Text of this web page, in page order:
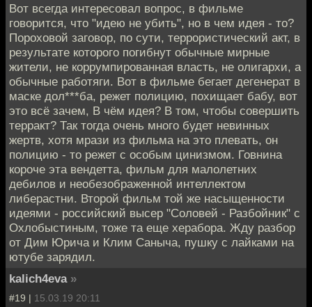
Вот всегда интересовал вопрос, в фильме
говорится, что "идею не убить", но в чем идея - то?
Пороховой заговор, по сути, террористический акт, в
результате которого погибнут обычные мирные
жители, не коррумпированная власть, не олигархи, а
обычные работяги. Вот в фильме бегает дегенерат в
маске дол***ба, режет полицию, похищает бабу, вот
это всё зачем, В чём идея? В том, чтобы совершить
терракт? Так тогда очень много будет невинных
жертв, хотя мрази из фильма на это плевать, он
полицию - то режет с особым цинизмом. Говнина
короче эта вендетта, фильм для малолетних
дебилов и необезображенной интеллектом
либерастни. Второй фильм той же насыщенности
идеями - российский высер "Соловей - Разбойник" с
Охлобыстиным, тоже та еще херабора. Жду разбор
от Дим Юрича и Клим Саныча, пушку с лайками на
ютубе зарядил.
kalich4eva »
#19 | 15.03.19 20:11